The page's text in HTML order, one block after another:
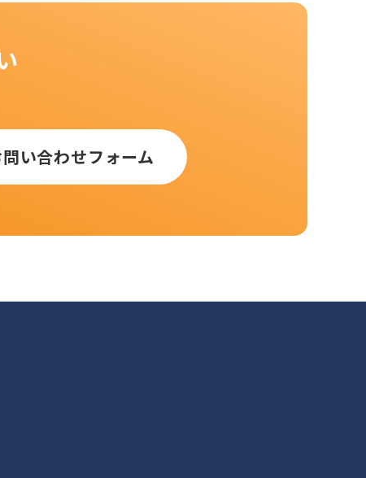
い合わせフォーム